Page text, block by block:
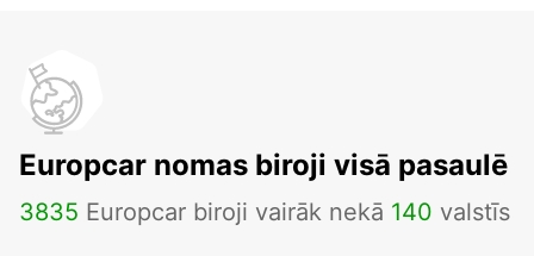
Europcar nomas biroji visā pasaulē
3835 Europcar biroji vairāk nekā 140 valstīs